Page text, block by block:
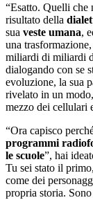
“Esatto. Quelli che
risultato della
sua veste umana,
una
miliardi di miliardi
dialogando con se
evoluzione, la sua
rivelato in un
mezzo dei cellulari
“Ora capisco
programmi
le scuole”, hai
Tu sei stato il
come dei
propria storia.